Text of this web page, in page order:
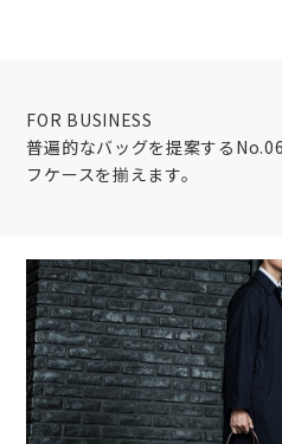
FOR BUSINESS
普遍的なバッグを提案する
フケースを揃えます。